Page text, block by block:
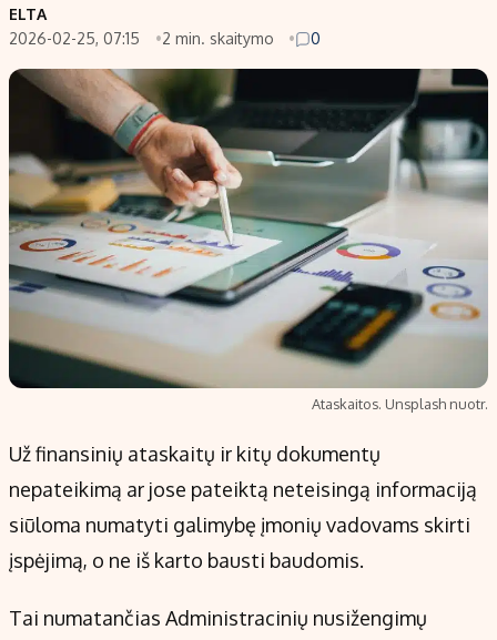
Investavimas
Akcijų rinka
Saulės elektrinės
Kriptovaliutos
Infliacija
Migracija
Nedarbo išmokos skaičiuoklė
Indėliai
Indėlių skaičiuoklė
Įdomios naujienos
Redakcija
Apie mus
Privatumo politika
Turinio žymėjimo taisyklės
Kontaktai
Regionų naujienos
ELTA
2026-02-25, 07:15
2 min. skaitymo 0
Ataskaitos. Unsplash nuotr.
Už finansinių ataskaitų ir kitų dokumentų
nepateikimą ar jose pateiktą neteisingą informaciją
siūloma numatyti galimybę įmonių vadovams skirti
įspėjimą, o ne iš karto bausti baudomis.
Tai numatančias Administracinių nusižengimų